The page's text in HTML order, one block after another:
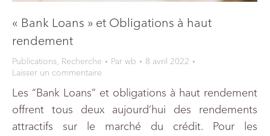
« Bank Loans » et Obligations à haut
rendement
Publications, Recherche Par wb
8 avril 2022
Laisser un commentaire
Les “Bank Loans” et obligations à haut rendement
offrent tous deux aujourd’hui des rendements
attractifs sur le marché du crédit. Pour les